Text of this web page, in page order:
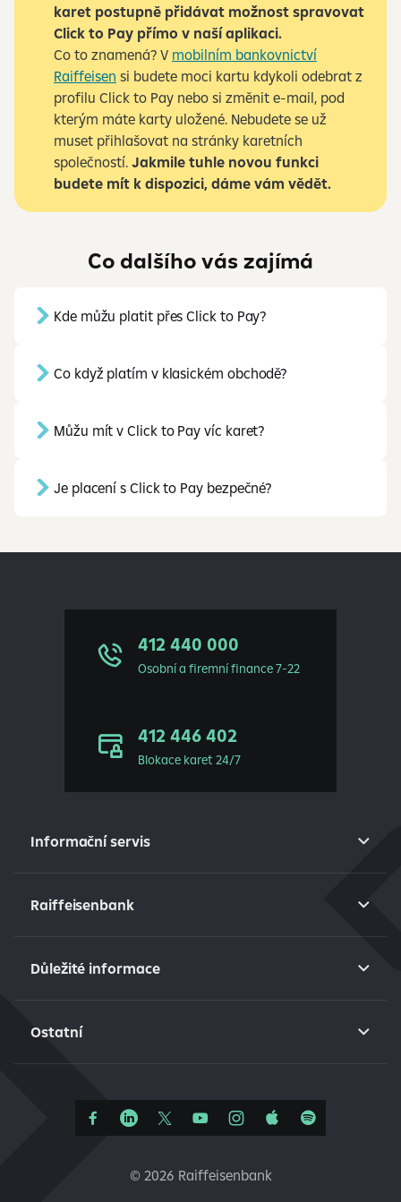
karet postupně přidávat možnost spravovat
Click to Pay přímo v naší aplikaci.
Co to znamená? V mobilním bankovnictví
Raiffeisen si budete moci kartu kdykoli odebrat z
profilu Click to Pay nebo si změnit e-mail, pod
kterým máte karty uložené. Nebudete se už
muset přihlašovat na stránky karetních
společností. Jakmile tuhle novou funkci
budete mít k dispozici, dáme vám vědět.
Co dalšího vás zajímá
Kde můžu platit přes Click to Pay?
Co když platím v klasickém obchodě?
Můžu mít v Click to Pay víc karet?
Je placení s Click to Pay bezpečné?
412 440 000
Osobní a firemní finance 7-22
412 446 402
Blokace karet 24/7
Informační servis
Raiffeisenbank
Důležité informace
Ostatní
© 2026 Raiffeisenbank